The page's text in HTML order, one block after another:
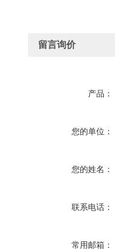
留言询价
产品：
您的单位：
您的姓名：
联系电话：
常用邮箱：